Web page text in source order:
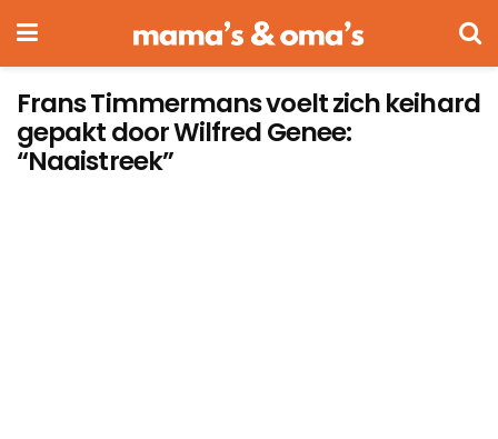
Frans Timmermans voelt zich keihard
gepakt door Wilfred Genee:
“Naaistreek”